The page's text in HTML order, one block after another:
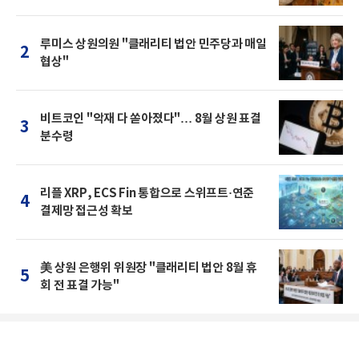
2
루미스 상원의원 "클래리티 법안 민주당과 매일
협상"
3
비트코인 "악재 다 쏟아졌다"… 8월 상원 표결
분수령
4
리플 XRP, ECS Fin 통합으로 스위프트·연준
결제망 접근성 확보
5
美 상원 은행위 위원장 "클래리티 법안 8월 휴
회 전 표결 가능"